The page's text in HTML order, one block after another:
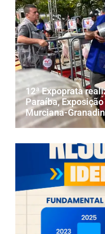
12ª Expoprata
Paraíba,
Murciana-